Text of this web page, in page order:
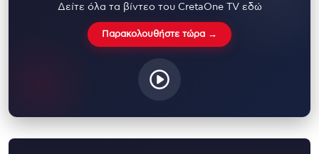
Δείτε όλα τα βίντεο του CretaOne TV εδώ
Παρακολουθήστε τώρα →